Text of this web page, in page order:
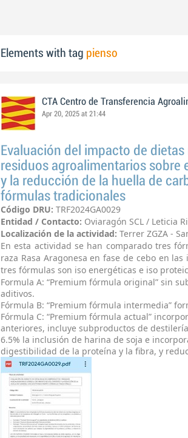
Elements with tag pienso
CTA Centro de Transferencia
Apr 20, 2025 at 21:44
Evaluación del impacto de
residuos agroalimentarios sobre
y la reducción de la huella de
fórmulas tradicionales
Código DRU: TRF2024GA0029
Entidad / Contacto: Oviaragón SCL / Leticia
Localización de la actividad: Terrer ZGZA -
En esta actividad se han comparado tres
raza Rasa Aragonesa en fase de cebo en
tres fórmulas son iso energéticas e iso
Formula A: “Premium fórmula original” sin
aditivos.
Fórmula B: “Premium fórmula intermedia”
Fórmula C: “Premium fórmula actual”
anteriores, incluye subproductos de
6.5% la inclusión de harina de soja e
digestibilidad de la proteína y la fibra, y